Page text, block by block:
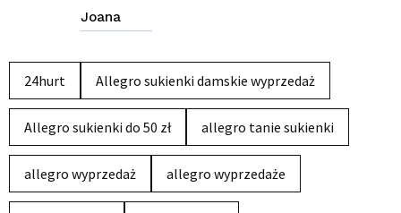
Joana
24hurt Allegro sukienki damskie wyprzedaż
Allegro sukienki do 50 zł allegro tanie sukienki
allegro wyprzedaż allegro wyprzedaże